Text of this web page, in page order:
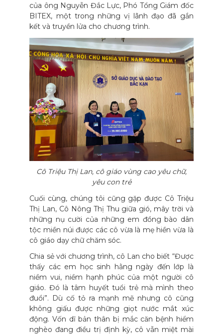
của ông Nguyễn Đắc Lực, Phó Tổng Giám đốc
BITEX, một trong những vị lãnh đạo đã gắn
kết và truyền lửa cho chương trình.
Cô Triệu Thị Lan, cô giáo vùng cao yêu chữ,
yêu con trẻ
Cuối cùng, chúng tôi cũng gặp được Cô Triệu
Thị Lan, Cô Nông Thị Thu giữa gió, mây trời và
những nụ cười của những em đồng bào dân
tộc miền núi được các cô vừa là mẹ hiền vừa là
cô giáo dạy chữ chăm sóc.
Chia sẻ với chương trình, cô Lan cho biết “Được
thấy các em học sinh hằng ngày đến lớp là
niềm vui, niềm hạnh phúc của một người cô
giáo. Đó là tâm huyết tuổi trẻ mà mình theo
đuổi”. Dù cố tỏ ra mạnh mẽ nhưng cô cũng
không giấu được những giọt nước mắt xúc
động. Vốn dĩ bản thân bị mắc căn bệnh hiểm
nghèo đang điều trị định kỳ, cô vẫn miệt mài